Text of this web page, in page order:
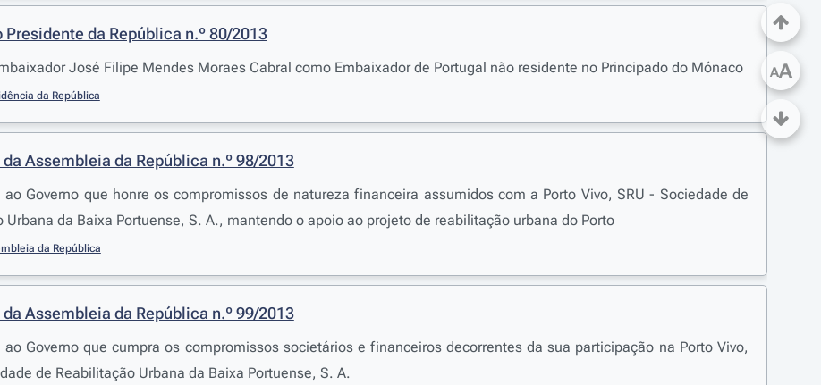
Presidente da República n.º 80/2013
José Filipe Mendes Moraes Cabral como Embaixador de Portugal não residente no Principado do Mónaco
da República
Assembleia da República n.º 98/2013
ao Governo que honre os compromissos de natureza financeira assumidos com a Porto Vivo, SRU - Sociedade de
Urbana da Baixa Portuense, S. A., mantendo o apoio ao projeto de reabilitação urbana do Porto
da República
Assembleia da República n.º 99/2013
ao Governo que cumpra os compromissos societários e financeiros decorrentes da sua participação na Porto Vivo,
de Reabilitação Urbana da Baixa Portuense, S. A.
AA